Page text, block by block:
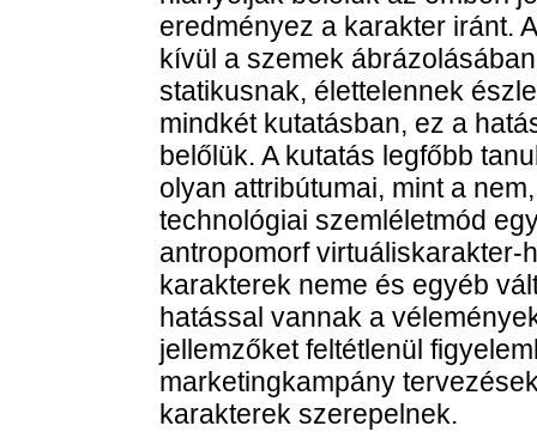
eredményez a karakter iránt.
kívül a szemek
statikusnak, élettelennek
mindkét kutatásban, ez a
belőlük. A kutatás legfőbb
olyan attribútumai, mint a
technológiai szemléletmód
antropomorf virtuáliskarakter-
karakterek neme és egyéb
hatással vannak a
jellemzőket feltétlenül
marketingkampány
karakterek szerepelnek.